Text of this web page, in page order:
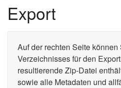
Export
Auf der rechten Seite
Verzeichnisses für den
resultierende Zip-Datei
sowie alle Metadaten und